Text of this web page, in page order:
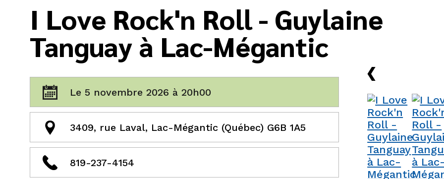
I Love Rock'n Roll - Guylaine
Tanguay à Lac-Mégantic
Le 5 novembre 2026 à 20h00
3409, rue Laval, Lac-Mégantic (Québec) G6B 1A5
819-237-4154
›